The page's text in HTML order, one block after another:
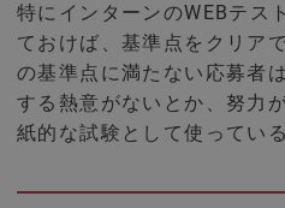
特にインターンのWEBテス
ておけば、基準点をクリア
の基準点に満たない応募者
する熱意がないとか、努力
紙的な試験として使ってい